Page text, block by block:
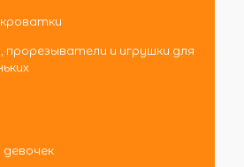
прорезыватели и игрушки для
девочек